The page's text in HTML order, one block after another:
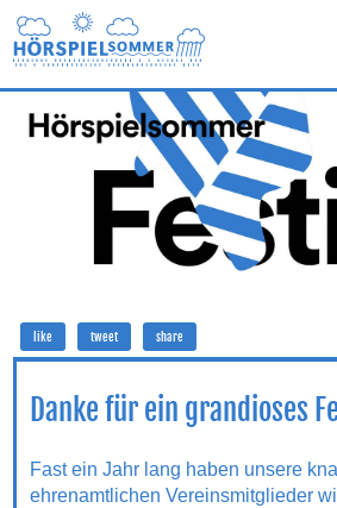
like tweet share
Danke für ein grandioses
Fast ein Jahr lang haben unsere
ehrenamtlichen Vereinsmitglieder